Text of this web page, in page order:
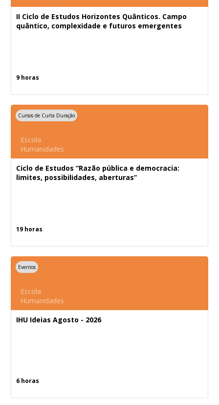
II Ciclo de Estudos Horizontes Quânticos. Campo
quântico, complexidade e futuros emergentes
9 horas
Cursos de Curta Duração
Escola
Humanidades
Ciclo de Estudos “Razão pública e democracia:
limites, possibilidades, aberturas”
19 horas
Eventos
Escola
Humanidades
IHU Ideias Agosto - 2026
6 horas